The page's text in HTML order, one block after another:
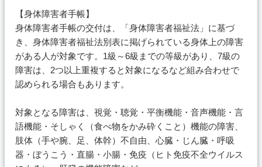
【身体障害者手帳】
身体障害者手帳の交付は、「身体障害者福祉法」に基づ
き、身体障害者福祉法別表に掲げられている身体上の障害
がある人が対象です。1級～6級までの等級があり、7級の
障害は、2つ以上重複すると対象になるなど組み合わせで
認められる場合もあります。
対象となる障害は、視覚・聴覚・平衡機能・音声機能・言
語機能・そしゃく（食べ物をかみ砕くこと）機能の障害、
肢体（手や腕、足、体幹）不自由、心臓・じん臓・呼吸
器・ぼうこう・直腸・小腸・免疫（ヒト免疫不全ウイルス